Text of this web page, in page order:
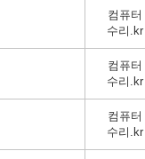
컴퓨터
수리.kr
컴퓨터
수리.kr
컴퓨터
수리.kr